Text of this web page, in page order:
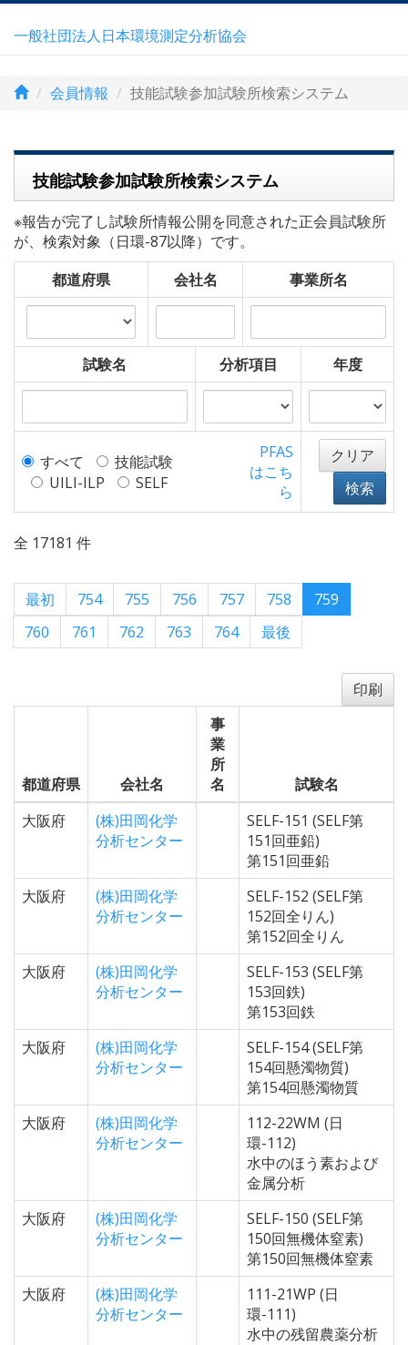
一般社団法人日本環境測定分析協会
会員情報 技能試験参加試験所検索システム
技能試験参加試験所検索システム
※報告が完了し試験所情報公開を同意された正会員試験所
が、検索対象（日環-87以降）です。
都道府県
会社名 事業所名
試験名 分析項目 年度
すべて
技能試験
UILI-ILP
SELF
PFAS
はこち
ら
クリア
検索
全 17181 件
最初 754 755 756 757 758
759
760
761 762 763 764 最後
印刷
都道府県 会社名
事
業
所
名
試験名
大阪府
(株)田岡化学
分析センター
SELF-151 (SELF第
151回亜鉛)
第151回亜鉛
大阪府
(株)田岡化学
分析センター
SELF-152 (SELF第
152回全りん)
第152回全りん
大阪府
(株)田岡化学
分析センター
SELF-153 (SELF第
153回鉄)
第153回鉄
大阪府
(株)田岡化学
分析センター
SELF-154 (SELF第
154回懸濁物質)
第154回懸濁物質
大阪府
(株)田岡化学
分析センター
112-22WM (日
環-112)
水中のほう素および
金属分析
大阪府
(株)田岡化学
分析センター
SELF-150 (SELF第
150回無機体窒素)
第150回無機体窒素
大阪府
(株)田岡化学
分析センター
111-21WP (日
環-111)
水中の残留農薬分析